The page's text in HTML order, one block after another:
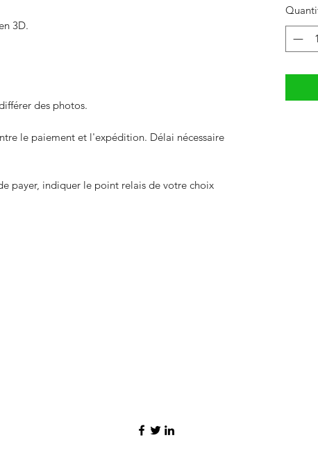
3D.
des photos.
le paiement et l'expédition. Délai nécessaire
payer, indiquer le point relais de votre choix